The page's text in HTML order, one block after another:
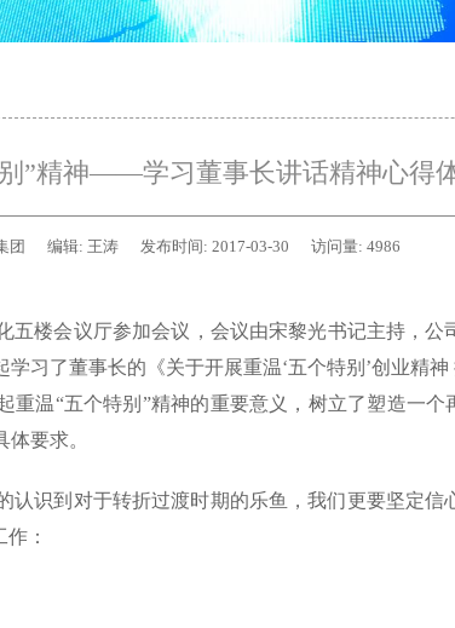
”精神——学习董事长讲话精神心得
团 编辑: 王涛 发布时间: 2017-03-30 访问量: 4986
楼会议厅参加会议，会议由宋黎光书记主持，公
习了董事长的《关于开展重温‘五个特别’创业精神
重温“五个特别”精神的重要意义，树立了塑造一个
要求。
识到对于转折过渡时期的乐鱼，我们更要坚定信
：